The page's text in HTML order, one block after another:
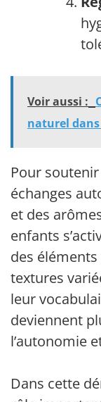
Voir aussi :
naturel
Pour
échanges
et des
enfants
des
textures
leur
deviennent
l’autonomie
Dans cette